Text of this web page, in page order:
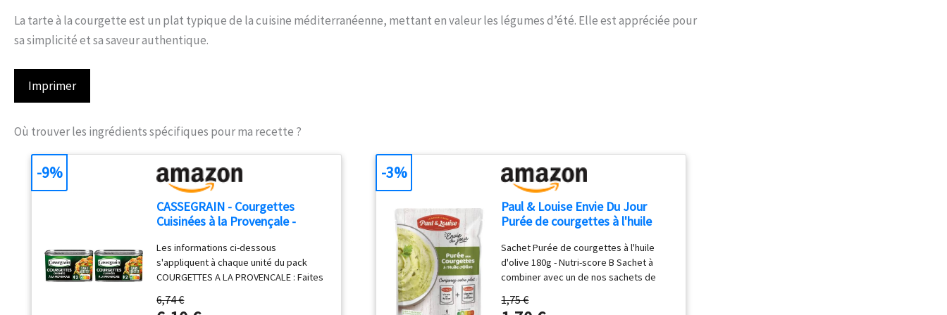
La tarte à la courgette est un plat typique de la cuisine méditerranéenne, mettant en valeur les légumes d’été. Elle est appréciée pour
sa simplicité et sa saveur authentique.
Imprimer
Où trouver les ingrédients spécifiques pour ma recette ?
CASSEGRAIN - Courgettes
Cuisinées à la Provençale -
d'Olive Vierge Extra 1,9%, Basilic
- Sans Additif - Nutri-Score A -
Emballage 100% Recyclable -
375 g (Lot de 2)
Les informations ci-dessous
s'appliquent à chaque unité du pack
COURGETTES A LA PROVENCALE : Faites
grâce à nos courgettes Cassegrain en
6,74 €
-9%
Paul & Louise Envie Du Jour
Purée de courgettes à l'huile
ondable - Prêt en 2 min - À
combiner avec nos sachets de
viande ou de poisson
Sachet Purée de courgettes à l'huile
d'olive 180g - Nutri-score B Sachet à
combiner avec un de nos sachets de
Avec les 20 recettes de notre gamme ,
1,75 €
-3%